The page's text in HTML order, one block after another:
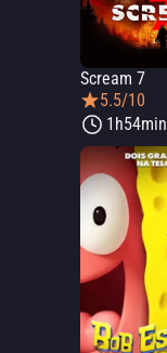
Scream 7
5.5/10
1h54min